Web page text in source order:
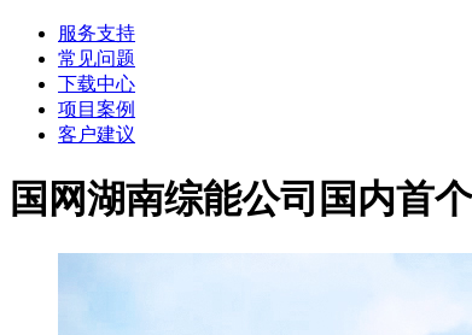
服务支持
常见问题
下载中心
项目案例
客户建议
国网湖南综能公司国内首